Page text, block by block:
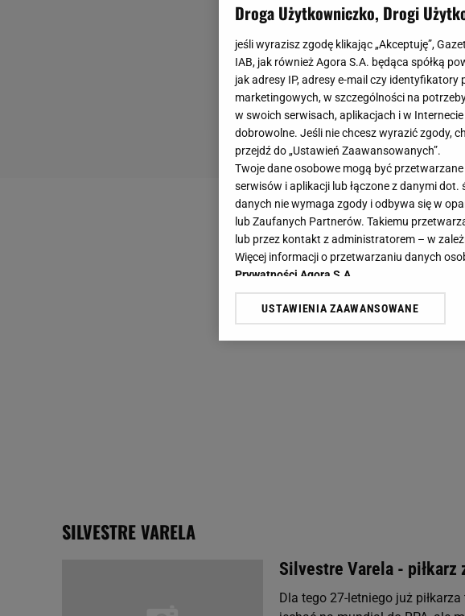
SILVESTRE VARELA
Silvestre Varela - piłkarz
Dla tego 27-letniego już
Droga Użytkowniczko, Drogi
jeśli wyrazisz zgodę klikając „Akceptuję”,
IAB, jak również Agora S.A. będąca spółką
jak adresy IP, adresy e-mail czy
marketingowych, w szczególności na
w swoich serwisach, aplikacjach i w
dobrowolne. Jeśli nie chcesz wyrazić zgody,
przejdź do „Ustawień Zaawansowanych”.
Twoje dane osobowe mogą być
serwisów i aplikacji lub łączone z danymi
danych nie wymaga zgody i odbywa się w
lub Zaufanych Partnerów. Takiemu
lub przez kontakt z administratorem – w
Więcej informacji o przetwarzaniu danych
Prywatności Agora S.A.
Klikając „Akceptuję” wyrażasz też zgodę na
Zaufanych Partnerów i Agora S.A. na Twoim
USTAWIENIA ZAAWANSOWANE